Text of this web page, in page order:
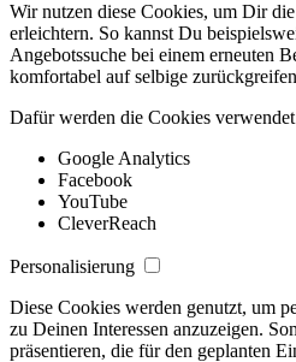
Wir nutzen diese Cookies, um Dir
erleichtern. So kannst Du
Angebotssuche bei einem erneuten
komfortabel auf selbige
Dafür werden die Cookies verwendet
Google Analytics
Facebook
YouTube
CleverReach
Personalisierung
Diese Cookies werden genutzt, um
zu Deinen Interessen anzuzeigen.
präsentieren, die für den geplanten